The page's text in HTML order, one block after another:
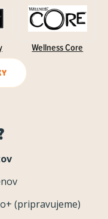
Wellness Core
(pripravujeme)